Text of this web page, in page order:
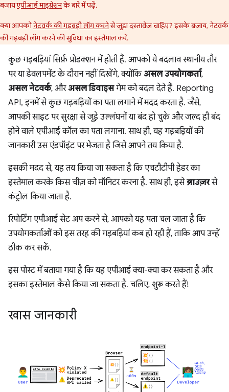
बजायएपीआई माइग्रेशनके बारे में पढ़ें.
क्या आपकोनेटवर्क की गड़बड़ी लॉग करनेसे जुड़ा दस्तावेज़ चाहिए? इसके बजाय, नेटवर्क
की गड़बड़ी लॉग करने की सुविधा का इस्तेमाल करें.
कुछ गड़बड़ियां सिर्फ़ प्रोडक्शन में होती हैं. आपको ये बदलाव स्थानीय तौर
पर या डेवलपमेंट के दौरान नहीं दिखेंगे, क्योंकिअसल उपयोगकर्ता,
असल नेटवर्क, औरअसल डिवाइसगेम को बदल देते हैं. Reporting
API, इनमें से कुछ गड़बड़ियों का पता लगाने में मदद करता है. जैसे,
आपकी साइट पर सुरक्षा से जुड़े उल्लंघनों या बंद हो चुके और जल्द ही बंद
होने वाले एपीआई कॉल का पता लगाना. साथ ही, यह गड़बड़ियों की
जानकारी उस एंडपॉइंट पर भेजता है जिसे आपने तय किया है.
इसकी मदद से, यह तय किया जा सकता है कि एचटीटीपी हेडर का
इस्तेमाल करके किस चीज़ को मॉनिटर करना है. साथ ही, इसेब्राउज़रसे
कंट्रोल किया जाता है.
रिपोर्टिंग एपीआई सेट अप करने से, आपको यह पता चल जाता है कि
उपयोगकर्ताओं को इस तरह की गड़बड़ियां कब हो रही हैं, ताकि आप उन्हें
ठीक कर सकें.
इस पोस्ट में बताया गया है कि यह एपीआई क्या-क्या कर सकता है और
इसका इस्तेमाल कैसे किया जा सकता है. चलिए, शुरू करते हैं!
खास जानकारी